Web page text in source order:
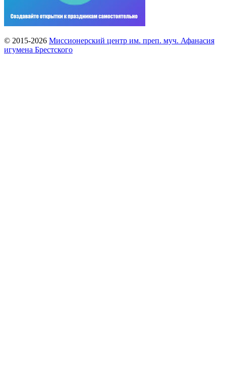
© 2015-2026 Миссионерский центр им. преп. муч. Афанасия
игумена Брестского